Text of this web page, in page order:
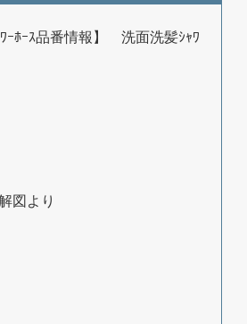
ﾎｰｽ品番情報】 洗面洗髪ｼｬﾜ
図より